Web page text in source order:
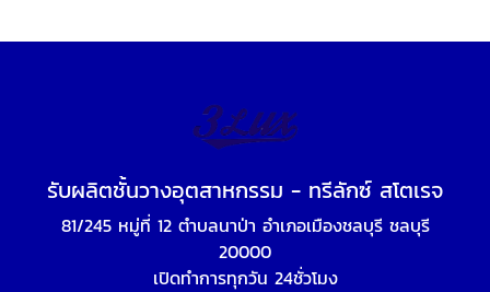
รับผลิตชั้นวางอุตสาหกรรม - ทรีลักซ์ สโตเรจ
81/245 หมู่ที่ 12 ตำบลนาป่า อำเภอเมืองชลบุรี ชลบุรี
20000
เปิดทำการทุกวัน 24ชั่วโมง